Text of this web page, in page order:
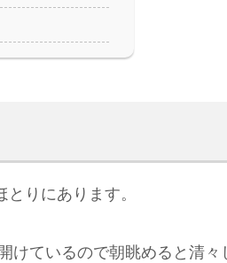
りにあります。
けているので朝眺めると清々